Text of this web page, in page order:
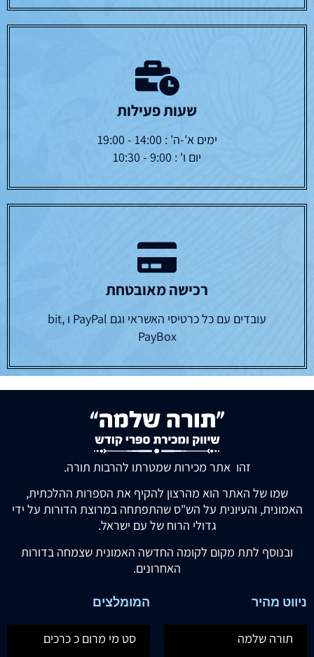
שעות פעילות
ימים א'-ה' : 14:00 - 19:00
יום ו' : 9:00 - 10:30
רכישה מאובטחת
עובדים עם כל כרטיסי האשראי וגם PayPal ו bit,
PayBox
זהו אתר מכירות שמטרתו להרבות תורה.
שמו של האתר הוא מהרצון להקיף את הספרות ההלכתית,
האמונית, והעיונית על הש"ס שהתפתחה במרוצת הדורות על ידי
גדולי הרוח של עם ישראל.
ובנוסף לתת מקום לקומה החדשה האמונית שצמחה בדורות
האחרונים.
ניווט מהיר
תורה שלמה
המומלצים
סט מי מרום כ כרכים